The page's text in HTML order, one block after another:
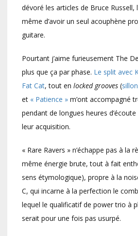
dévoré les articles de Bruce Russell,
même d’avoir un seul acouphène
guitare.
Pourtant j’aime furieusement The
plus que ça par phase. Le split avec
Fat Cat, tout en locked grooves (
et « Patience » m’ont accompagné
pendant de longues heures
leur acquisition.
« Rare Ravers » n’échappe pas à la
même énergie brute, tout à fait
sens étymologique), propre à la
C, qui incarne à la perfection le
lequel le qualificatif de power trio à
serait pour une fois pas usurpé.